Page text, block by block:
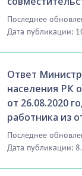
Последнее
Дата публикации:
Ответ
населения РК
от 26.08.2020
работника из
Последнее
Дата публикации: